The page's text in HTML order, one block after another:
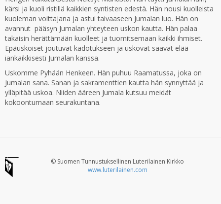
kärsi ja kuoli ristillä kaikkien syntisten edestä. Hän nousi kuolleista
kuoleman voittajana ja astui taivaaseen Jumalan luo. Hän on
avannut pääsyn Jumalan yhteyteen uskon kautta. Hän palaa
takaisin herättämään kuolleet ja tuomitsemaan kaikki ihmiset.
Epäuskoiset joutuvat kadotukseen ja uskovat saavat elää
iankaikkisesti Jumalan kanssa.
Uskomme Pyhään Henkeen. Hän puhuu Raamatussa, joka on
Jumalan sana. Sanan ja sakramenttien kautta hän synnyttää ja
ylläpitää uskoa. Niiden ääreen Jumala kutsuu meidät
kokoontumaan seurakuntana.
© Suomen Tunnustuksellinen Luterilainen Kirkko
www.luterilainen.com